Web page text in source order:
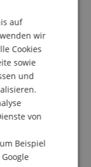
habe nur mit
mir zu weich
Für
stabilere und
FRENCH
SPANISH
auf
wir
Cookies
sowie
und
von
Beispiel